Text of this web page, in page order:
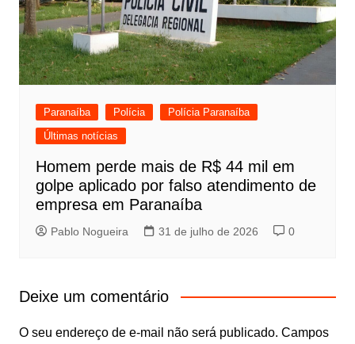
Paranaíba Polícia
Polícia Paranaíba
Últimas notícias
Homem perde mais de R$ 44 mil em
golpe aplicado por falso atendimento de
empresa em Paranaíba
Pablo Nogueira 31 de julho de 2026 0
Deixe um comentário
O seu endereço de e-mail não será publicado. Campos